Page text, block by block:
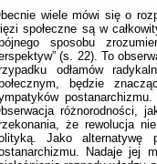
wiele mówi się o
społeczne są w
sposobu
(s. 22). To
odłamów
będzie
różnorodności,
że rewolucja
Jako alternatywę
Nadaje jej